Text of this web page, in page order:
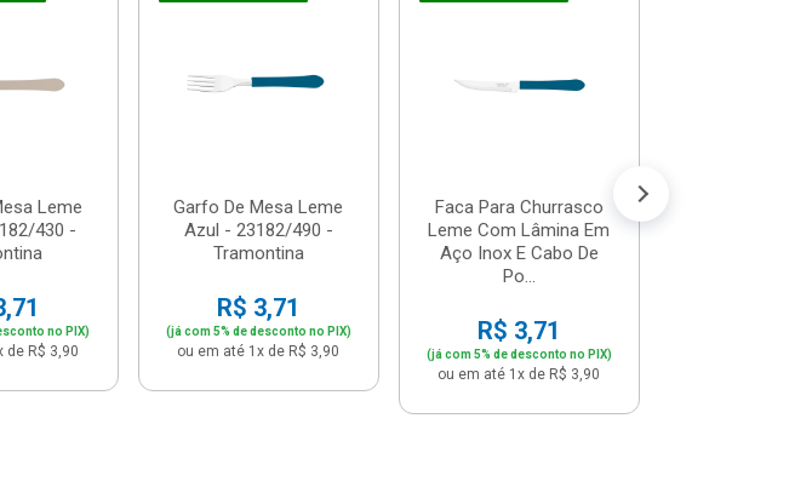
Leme
430 -
no PIX)
de R$ 3,90
Garfo De Mesa Leme
Azul - 23182/490 -
Tramontina
R$ 3,71
(já com 5% de desconto no PIX)
ou em até 1x de R$ 3,90
Faca Para Churrasco
Leme Com Lâmina Em
Aço Inox E Cabo De
Po...
R$ 3,71
(já com 5% de desconto no PIX)
ou em até 1x de R$ 3,90